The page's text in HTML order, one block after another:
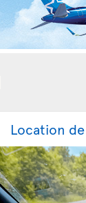
Location